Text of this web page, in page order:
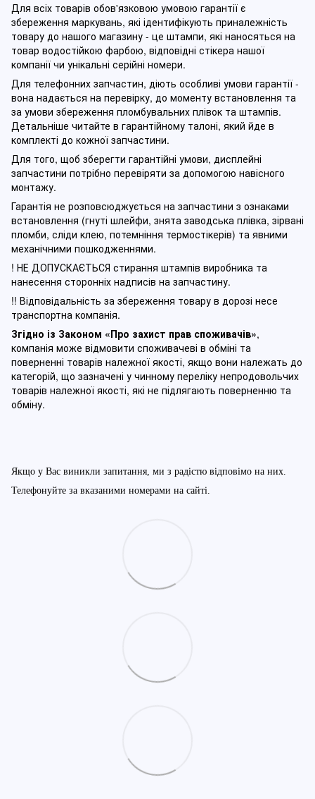
Для всіх товарів обов'язковою умовою гарантії є
збереження маркувань, які ідентифікують приналежність
товару до нашого магазину - це штампи, які наносяться на
товар водостійкою фарбою, відповідні стікера нашої
компанії чи унікальні серійні номери.
Для телефонних запчастин, діють особливі умови гарантії -
вона надається на перевірку, до моменту встановлення та
за умови збереження пломбувальних плівок та штампів.
Детальніше читайте в гарантійному талоні, який йде в
комплекті до кожної запчастини.
Для того, щоб зберегти гарантійні умови, дисплейні
запчастини потрібно перевіряти за допомогою навісного
монтажу.
Гарантія не розповсюджується на запчастини з ознаками
встановлення (гнуті шлейфи, знята заводська плівка, зірвані
пломби, сліди клею, потемніння термостікерів) та явними
механічними пошкодженнями.
! НЕ ДОПУСКАЄТЬСЯ стирання штампів виробника та
нанесення сторонніх надписів на запчастину.
!! Відповідальність за збереження товару в дорозі несе
транспортна компанія.
Згідно із Законом «Про захист прав споживачів»,
компанія може відмовити споживачеві в обміні та
поверненні товарів належної якості, якщо вони належать до
категорій, що зазначені у чинному переліку непродовольчих
товарів належної якості, які не підлягають поверненню та
обміну.
Якщо у Вас виникли запитання, ми з радістю відповімо на них.
Телефонуйте за вказаними номерами на сайті.